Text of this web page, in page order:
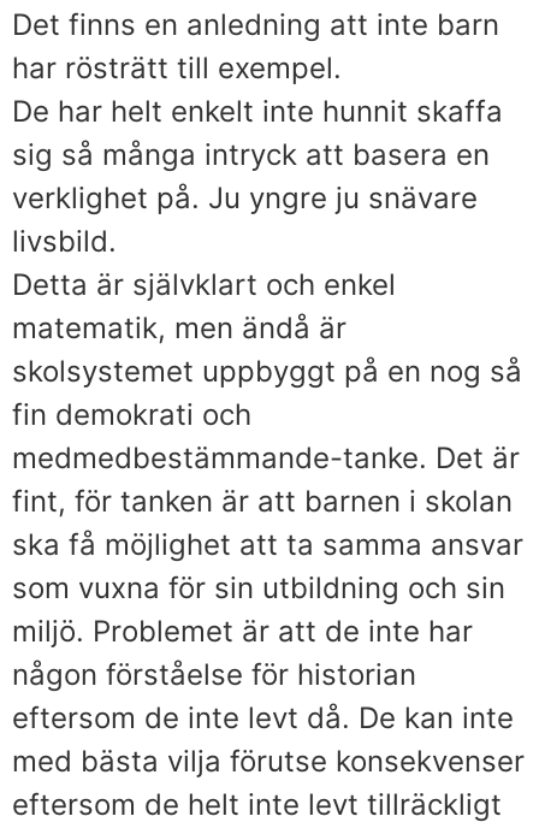
Det finns en anledning att inte barn
har rösträtt till exempel.
De har helt enkelt inte hunnit skaffa
sig så många intryck att basera en
verklighet på. Ju yngre ju snävare
livsbild.
Detta är självklart och enkel
matematik, men ändå är
skolsystemet uppbyggt på en nog så
fin demokrati och
medmedbestämmande-tanke. Det är
fint, för tanken är att barnen i skolan
ska få möjlighet att ta samma ansvar
som vuxna för sin utbildning och sin
miljö. Problemet är att de inte har
någon förståelse för historian
eftersom de inte levt då. De kan inte
med bästa vilja förutse konsekvenser
eftersom de helt inte levt tillräckligt